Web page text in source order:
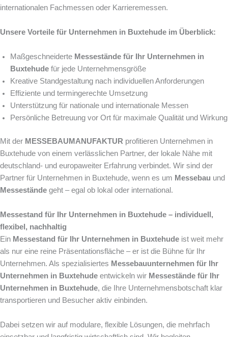
internationalen Fachmessen oder Karrieremessen.
Unsere Vorteile für Unternehmen in Buxtehude im Überblick:
Maßgeschneiderte Messestände für Ihr Unternehmen in
Buxtehude für jede Unternehmensgröße
Kreative Standgestaltung nach individuellen Anforderungen
Effiziente und termingerechte Umsetzung
Unterstützung für nationale und internationale Messen
Persönliche Betreuung vor Ort für maximale Qualität und Wirkung
Mit der MESSEBAUMANUFAKTUR profitieren Unternehmen in
Buxtehude von einem verlässlichen Partner, der lokale Nähe mit
deutschland- und europaweiter Erfahrung verbindet. Wir sind der
Partner für Unternehmen in Buxtehude, wenn es um Messebau und
Messestände geht – egal ob lokal oder international.
Messestand für Ihr Unternehmen in Buxtehude – individuell,
flexibel, nachhaltig
Ein Messestand für Ihr Unternehmen in Buxtehude ist weit mehr
als nur eine reine Präsentationsfläche – er ist die Bühne für Ihr
Unternehmen. Als spezialisiertes Messebauunternehmen für Ihr
Unternehmen in Buxtehude entwickeln wir Messestände für Ihr
Unternehmen in Buxtehude, die Ihre Unternehmensbotschaft klar
transportieren und Besucher aktiv einbinden.
Dabei setzen wir auf modulare, flexible Lösungen, die mehrfach